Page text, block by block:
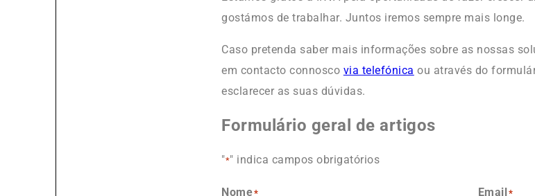
gostámos de trabalhar. Juntos iremos sempre mais longe.
Caso pretenda saber mais informações sobre as nossas
em contacto connosco via telefónica ou através do
esclarecer as suas dúvidas.
Formulário geral de artigos
"*" indica campos obrigatórios
Nome* Email *